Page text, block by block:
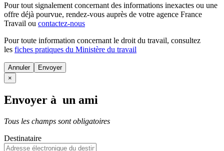
Pour tout signalement concernant des informations inexactes ou une
offre déjà pourvue, rendez-vous auprès de votre agence France
Travail ou contactez-nous
Pour toute information concernant le droit du travail, consultez
les fiches pratiques du Ministère du travail
Annuler
×
Envoyer à un ami
Tous les champs sont obligatoires
Destinataire